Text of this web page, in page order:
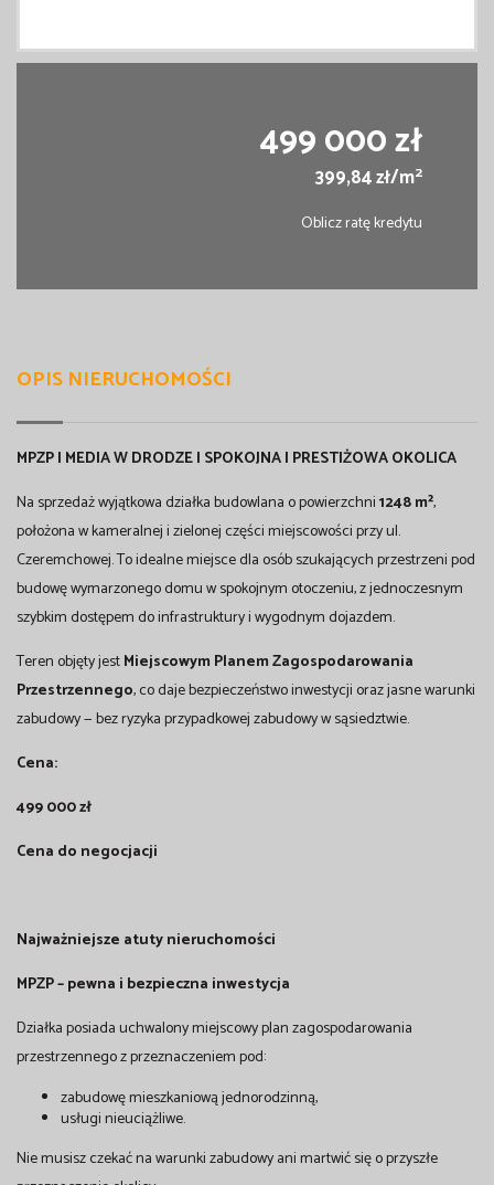
499 000 zł
399,84 zł/m2
Oblicz ratę kredytu
OPIS NIERUCHOMOŚCI
MPZP | MEDIA W DRODZE | SPOKOJNA I PRESTIŻOWA OKOLICA
Na sprzedaż wyjątkowa działka budowlana o powierzchni1248 m²,
położona w kameralnej i zielonej części miejscowości przy ul.
Czeremchowej. To idealne miejsce dla osób szukających przestrzeni pod
budowę wymarzonego domu w spokojnym otoczeniu, z jednoczesnym
szybkim dostępem do infrastruktury i wygodnym dojazdem.
Teren objęty jestMiejscowym Planem Zagospodarowania
Przestrzennego, co daje bezpieczeństwo inwestycji oraz jasne warunki
zabudowy — bez ryzyka przypadkowej zabudowy w sąsiedztwie.
Cena:
499 000 zł
Cena do negocjacji
Najważniejsze atuty nieruchomości
MPZP – pewna i bezpieczna inwestycja
Działka posiada uchwalony miejscowy plan zagospodarowania
przestrzennego z przeznaczeniem pod:
zabudowę mieszkaniową jednorodzinną,
usługi nieuciążliwe.
Nie musisz czekać na warunki zabudowy ani martwić się o przyszłe